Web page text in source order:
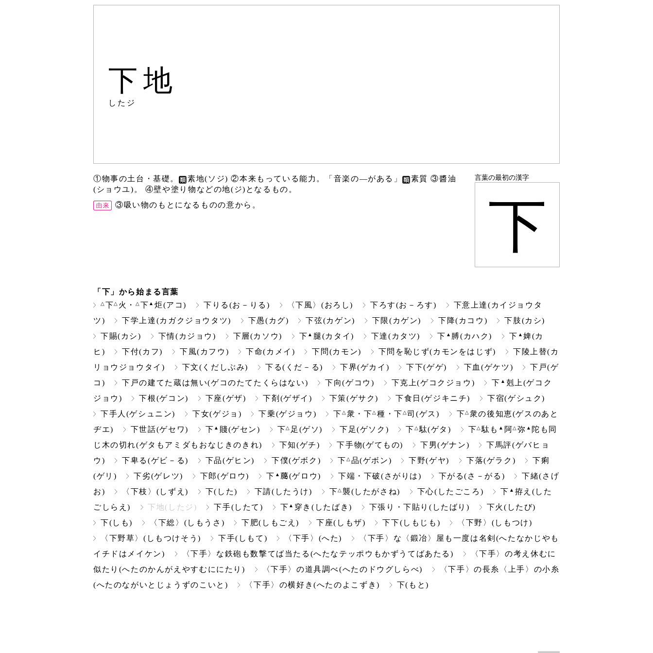
下地
したジ
①物事の土台・基礎。 素地(ソジ) ②本来もっている能力。「音楽の―がある」
素質 ③醬油
(ショウユ)。 ④壁や塗り物などの地(ジ)となるもの。
③吸い物のもとになるものの意から。
言葉の最初の漢字
下
「下」から始まる言葉
△ 下△ 火・△ 下 ▲ 炬(アコ) 下りる(お－りる) 〈下風〉(おろし) 下ろす(お－ろす)
下意上達(カイジョウタ
ツ)
下学上達(カガクジョウタツ) 下愚(カグ) 下弦(カゲン) 下限(カゲン) 下降(カコウ)
下肢(カシ)
下賜(カシ)
下情(カジョウ) 下層(カソウ) 下 ▲ 腿(カタイ) 下達(カタツ) 下 ▲ 膊(カハク) 下 ▲婢(カ
ヒ)
下付(カフ) 下風(カフウ) 下命(カメイ) 下問(カモン) 下問を恥じず(カモンをはじず)
下陵上替(カ
リョウジョウタイ)
下文(くだしぶみ) 下る(くだ－る) 下界(ゲカイ) 下下(ゲゲ) 下血(ゲケツ)
下戸(ゲ
コ)
下戸の建てた蔵は無い(ゲコのたてたくらはない) 下向(ゲコウ) 下克上(ゲコクジョウ) 下 ▲ 剋上(ゲコク
ジョウ)
下根(ゲコン) 下座(ゲザ) 下剤(ゲザイ) 下策(ゲサク) 下食日(ゲジキニチ)
下宿(ゲシュク)
下手人(ゲシュニン)
下女(ゲジョ) 下乗(ゲジョウ) 下 △ 衆・下△ 種・下 △司(ゲス) 下△ 衆の後知恵(ゲスのあと
ヂエ)
下世話(ゲセワ) 下 ▲ 賤(ゲセン) 下△ 足(ゲソ) 下足(ゲソク) 下 △ 駄(ゲタ) 下△ 駄も ▲ 阿△ 弥 ▲ 陀も同
じ木の切れ(ゲタもアミダもおなじきのきれ)
下知(ゲチ) 下手物(ゲてもの) 下男(ゲナン)
下馬評(ゲバヒョ
ウ)
下卑る(ゲビ－る) 下品(ゲヒン) 下僕(ゲボク) 下 △ 品(ゲボン) 下野(ゲヤ) 下落(ゲラク)
下痢
(ゲリ)
下劣(ゲレツ) 下郎(ゲロウ) 下 ▲﨟(ゲロウ) 下端・下破(さがりは) 下がる(さ－がる)
下緒(さげ
お)
〈下枝〉(しずえ) 下(した) 下請(したうけ) 下△ 襲(したがさね) 下心(したごころ) 下 ▲ 拵え(した
ごしらえ)
下地(したジ) 下手(したて) 下 ▲ 穿き(したばき) 下張り・下貼り(したばり)
下火(したび)
下(しも)
〈下総〉(しもうさ) 下肥(しもごえ) 下座(しもザ) 下下(しもじも)
〈下野〉(しもつけ)
〈下野草〉(しもつけそう)
下手(しもて) 〈下手〉(へた)
〈下手〉な〈鍛冶〉屋も一度は名剣(へたなかじやも
イチドはメイケン)
〈下手〉な鉄砲も数撃てば当たる(へたなテッポウもかずうてばあたる)
〈下手〉の考え休むに
似たり(へたのかんがえやすむににたり)
〈下手〉の道具調べ(へたのドウグしらべ)
〈下手〉の長糸〈上手〉の小糸
(へたのながいとじょうずのこいと)
〈下手〉の横好き(へたのよこずき) 下(もと)